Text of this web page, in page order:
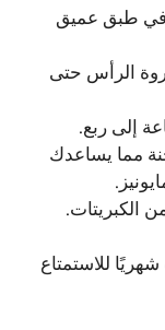
في طبق عميق
الرأس حتى
إلى ربع.
مما يساعدك
الكبريتات.
هذه الطريقة 4 مرات شهريًا للاستمتاع